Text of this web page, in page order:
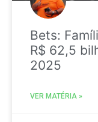
Bets:
R$ 62,5
2025
VER MATÉRIA »